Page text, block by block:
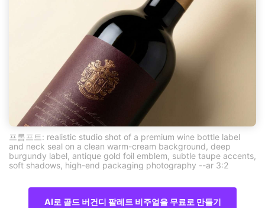
프롬프트: realistic studio shot of a premium wine bottle label
and neck seal on a clean warm-cream background, deep
burgundy label, antique gold foil emblem, subtle taupe accents,
soft shadows, high-end packaging photography --ar 3:2
AI로 골드 버건디 팔레트 비주얼을 무료로 만들기